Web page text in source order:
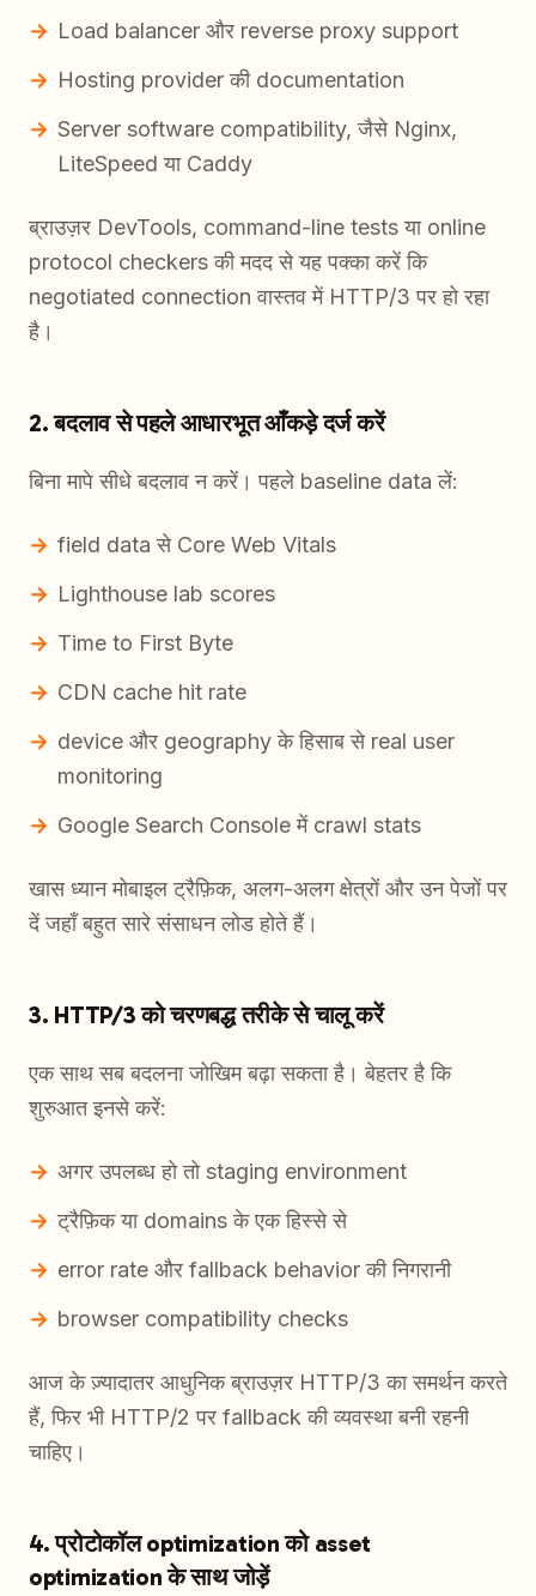
Load balancer और reverse proxy support
Hosting provider की documentation
Server software compatibility, जैसे Nginx,
LiteSpeed या Caddy
ब्राउज़र DevTools, command-line tests या online
protocol checkers की मदद से यह पक्का करें कि
negotiated connection वास्तव में HTTP/3 पर हो रहा
है।
2. बदलाव से पहले आधारभूत आँकड़े दर्ज करें
बिना मापे सीधे बदलाव न करें। पहले baseline data लें:
field data से Core Web Vitals
Lighthouse lab scores
Time to First Byte
CDN cache hit rate
device और geography के हिसाब से real user
monitoring
Google Search Console में crawl stats
खास ध्यान मोबाइल ट्रैफ़िक, अलग-अलग क्षेत्रों और उन पेजों पर
दें जहाँ बहुत सारे संसाधन लोड होते हैं।
3. HTTP/3 को चरणबद्ध तरीके से चालू करें
एक साथ सब बदलना जोखिम बढ़ा सकता है। बेहतर है कि
शुरुआत इनसे करें:
अगर उपलब्ध हो तो staging environment
ट्रैफ़िक या domains के एक हिस्से से
error rate और fallback behavior की निगरानी
browser compatibility checks
आज के ज़्यादातर आधुनिक ब्राउज़र HTTP/3 का समर्थन करते
हैं, फिर भी HTTP/2 पर fallback की व्यवस्था बनी रहनी
चाहिए।
4. प्रोटोकॉल optimization को asset
optimization के साथ जोड़ें